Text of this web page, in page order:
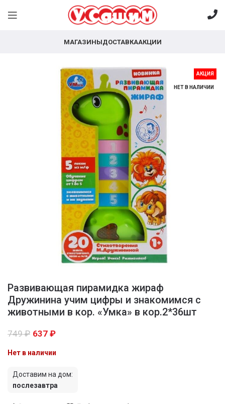
МАГАЗИНЫДОСТАВКААКЦИИ
АКЦИЯ
НЕТ В НАЛИЧИИ
Развивающая пирамидка жираф
Дружинина учим цифры и знакомимся с
животными в кор. «Умка» в кор.2*36шт
749₽ 637 ₽
Нет в наличии
Доставим на дом:
послезавтра